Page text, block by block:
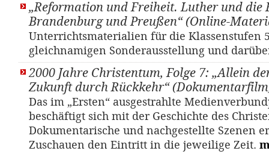
„Reformation und Freiheit. Luther und die
Brandenburg und Preußen“ (Online-
Unterrichtsmaterialien für die Klassenstufen
gleichnamigen Sonderausstellung und
2000 Jahre Christentum, Folge 7: „Allein
Zukunft durch Rückkehr“
Das im „Ersten“ ausgestrahlte
beschäftigt sich mit der Geschichte des
Dokumentarische und nachgestellte Szenen
Zuschauen den Eintritt in die jeweilige Zeit.